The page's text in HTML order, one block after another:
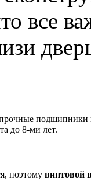
все
подшипники
до 8-ми лет.
поэтомувинтовой